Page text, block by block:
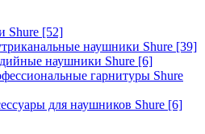
Shure [52]
наушники Shure [39]
наушники Shure [6]
гарнитуры Shure
для наушников Shure [6]